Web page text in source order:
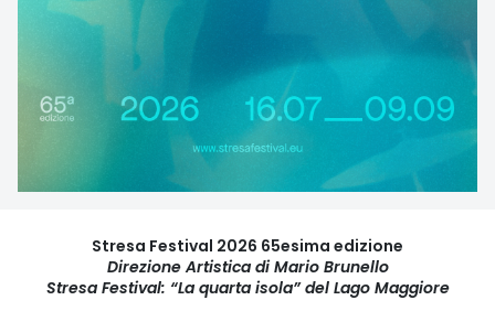
Stresa Festival 2026 65esima edizione
Direzione Artistica di Mario Brunello
Stresa Festival: “La quarta isola” del Lago Maggiore